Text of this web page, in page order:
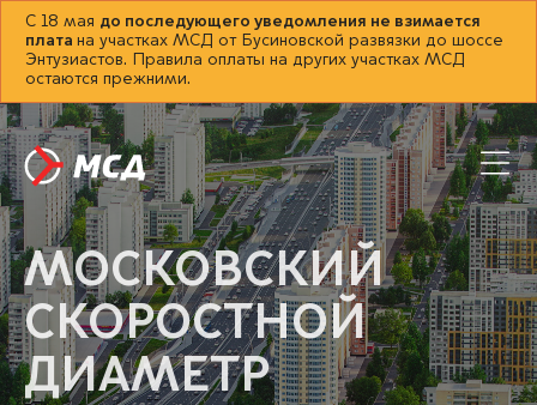
С 18 мая до последующего уведомления не взимается
плата на участках МСД от Бусиновской развязки до шоссе
Энтузиастов. Правила оплаты на других участках МСД
остаются прежними.
МОСКОВСКИЙ
СКОРОСТНОЙ
ДИАМЕТР